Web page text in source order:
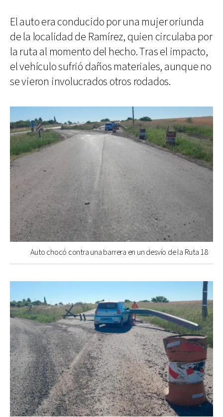
El auto era conducido por una mujer oriunda
de la localidad de Ramírez, quien circulaba por
la ruta al momento del hecho. Tras el impacto,
el vehículo sufrió daños materiales, aunque no
se vieron involucrados otros rodados.
Auto chocó contra una barrera en un desvío de la Ruta 18